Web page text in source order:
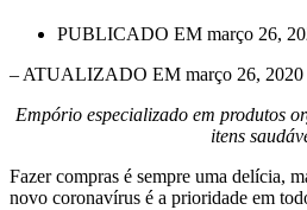
PUBLICADO EM março 26,
– ATUALIZADO EM março 26, 2020
Empório especializado em produtos
itens
Fazer compras é sempre uma delícia,
novo coronavírus é a prioridade em